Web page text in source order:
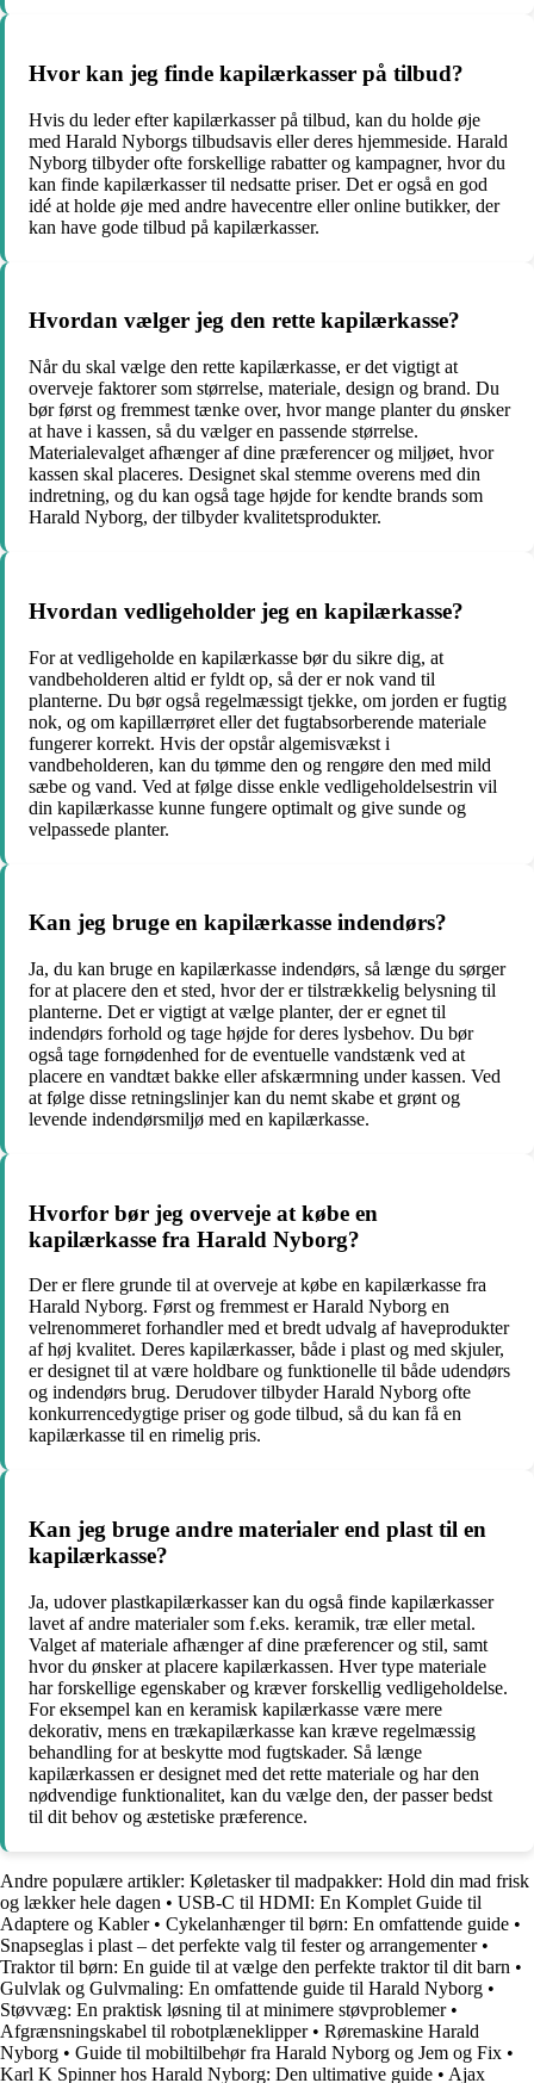
Hvor kan jeg finde kapilærkasser på tilbud?
Hvis du leder efter kapilærkasser på tilbud, kan du holde øje
med Harald Nyborgs tilbudsavis eller deres hjemmeside. Harald
Nyborg tilbyder ofte forskellige rabatter og kampagner, hvor du
kan finde kapilærkasser til nedsatte priser. Det er også en god
idé at holde øje med andre havecentre eller online butikker, der
kan have gode tilbud på kapilærkasser.
Hvordan vælger jeg den rette kapilærkasse?
Når du skal vælge den rette kapilærkasse, er det vigtigt at
overveje faktorer som størrelse, materiale, design og brand. Du
bør først og fremmest tænke over, hvor mange planter du ønsker
at have i kassen, så du vælger en passende størrelse.
Materialevalget afhænger af dine præferencer og miljøet, hvor
kassen skal placeres. Designet skal stemme overens med din
indretning, og du kan også tage højde for kendte brands som
Harald Nyborg, der tilbyder kvalitetsprodukter.
Hvordan vedligeholder jeg en kapilærkasse?
For at vedligeholde en kapilærkasse bør du sikre dig, at
vandbeholderen altid er fyldt op, så der er nok vand til
planterne. Du bør også regelmæssigt tjekke, om jorden er fugtig
nok, og om kapillærrøret eller det fugtabsorberende materiale
fungerer korrekt. Hvis der opstår algemisvækst i
vandbeholderen, kan du tømme den og rengøre den med mild
sæbe og vand. Ved at følge disse enkle vedligeholdelsestrin vil
din kapilærkasse kunne fungere optimalt og give sunde og
velpassede planter.
Kan jeg bruge en kapilærkasse indendørs?
Ja, du kan bruge en kapilærkasse indendørs, så længe du sørger
for at placere den et sted, hvor der er tilstrækkelig belysning til
planterne. Det er vigtigt at vælge planter, der er egnet til
indendørs forhold og tage højde for deres lysbehov. Du bør
også tage fornødenhed for de eventuelle vandstænk ved at
placere en vandtæt bakke eller afskærmning under kassen. Ved
at følge disse retningslinjer kan du nemt skabe et grønt og
levende indendørsmiljø med en kapilærkasse.
Hvorfor bør jeg overveje at købe en
kapilærkasse fra Harald Nyborg?
Der er flere grunde til at overveje at købe en kapilærkasse fra
Harald Nyborg. Først og fremmest er Harald Nyborg en
velrenommeret forhandler med et bredt udvalg af haveprodukter
af høj kvalitet. Deres kapilærkasser, både i plast og med skjuler,
er designet til at være holdbare og funktionelle til både udendørs
og indendørs brug. Derudover tilbyder Harald Nyborg ofte
konkurrencedygtige priser og gode tilbud, så du kan få en
kapilærkasse til en rimelig pris.
Kan jeg bruge andre materialer end plast til en
kapilærkasse?
Ja, udover plastkapilærkasser kan du også finde kapilærkasser
lavet af andre materialer som f.eks. keramik, træ eller metal.
Valget af materiale afhænger af dine præferencer og stil, samt
hvor du ønsker at placere kapilærkassen. Hver type materiale
har forskellige egenskaber og kræver forskellig vedligeholdelse.
For eksempel kan en keramisk kapilærkasse være mere
dekorativ, mens en trækapilærkasse kan kræve regelmæssig
behandling for at beskytte mod fugtskader. Så længe
kapilærkassen er designet med det rette materiale og har den
nødvendige funktionalitet, kan du vælge den, der passer bedst
til dit behov og æstetiske præference.
Andre populære artikler: Køletasker til madpakker: Hold din mad frisk
og lækker hele dagen • USB-C til HDMI: En Komplet Guide til
Adaptere og Kabler• Cykelanhænger til børn: En omfattende guide •
Snapseglas i plast – det perfekte valg til fester og arrangementer•
Traktor til børn: En guide til at vælge den perfekte traktor til dit barn •
Gulvlak og Gulvmaling: En omfattende guide til Harald Nyborg •
Støvvæg: En praktisk løsning til at minimere støvproblemer•
Afgrænsningskabel til robotplæneklipper• Røremaskine Harald
Nyborg • Guide til mobiltilbehør fra Harald Nyborg og Jem og Fix •
Karl K Spinner hos Harald Nyborg: Den ultimative guide • Ajax